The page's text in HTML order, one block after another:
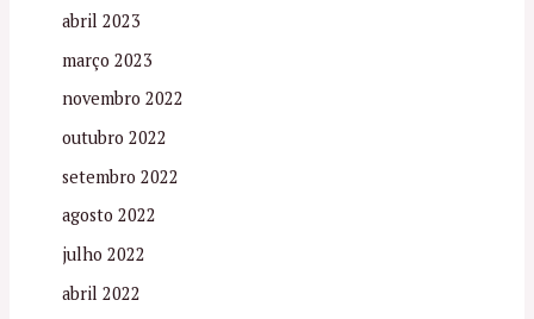
abril 2023
março 2023
novembro 2022
outubro 2022
setembro 2022
agosto 2022
julho 2022
abril 2022